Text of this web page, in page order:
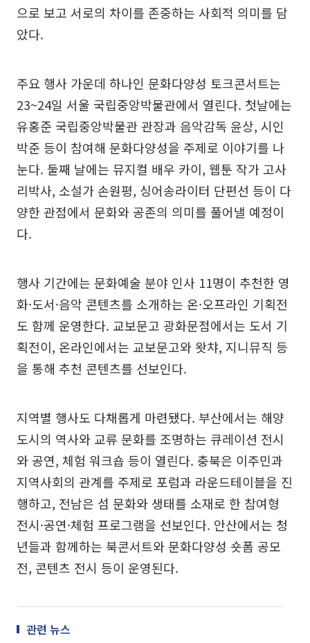
으로 보고 서로의 차이를 존중하는 사회적 의미를 담
았다.
주요 행사 가운데 하나인 문화다양성 토크콘서트는
23~24일 서울 국립중앙박물관에서 열린다. 첫날에는
유홍준 국립중앙박물관 관장과 음악감독 윤상, 시인
박준 등이 참여해 문화다양성을 주제로 이야기를 나
눈다. 둘째 날에는 뮤지컬 배우 카이, 웹툰 작가 고사
리박사, 소설가 손원평, 싱어송라이터 단편선 등이 다
양한 관점에서 문화와 공존의 의미를 풀어낼 예정이
다.
행사 기간에는 문화예술 분야 인사 11명이 추천한 영
화·도서·음악 콘텐츠를 소개하는 온·오프라인 기획전
도 함께 운영한다. 교보문고 광화문점에서는 도서 기
획전이, 온라인에서는 교보문고와 왓챠, 지니뮤직 등
을 통해 추천 콘텐츠를 선보인다.
지역별 행사도 다채롭게 마련됐다. 부산에서는 해양
도시의 역사와 교류 문화를 조명하는 큐레이션 전시
와 공연, 체험 워크숍 등이 열린다. 충북은 이주민과
지역사회의 관계를 주제로 포럼과 라운드테이블을 진
행하고, 전남은 섬 문화와 생태를 소재로 한 참여형
전시·공연·체험 프로그램을 선보인다. 안산에서는 청
년들과 함께하는 북콘서트와 문화다양성 숏폼 공모
전, 콘텐츠 전시 등이 운영된다.
관련 뉴스